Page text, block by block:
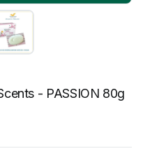
- PASSION 80g